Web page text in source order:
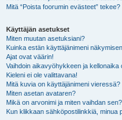
Mitä “Poista foorumin evästeet” tekee?
Käyttäjän asetukset
Miten muutan asetuksiani?
Kuinka estän käyttäjänimeni
Ajat ovat väärin!
Vaihdoin aikavyöhykkeen ja kellonaika
Kieleni ei ole valittavana!
Mitä kuvia on käyttäjänimeni vieressä?
Miten asetan avataren?
Mikä on arvonimi ja miten vaihdan sen?
Kun klikkaan sähköpostilinkkiä, minua